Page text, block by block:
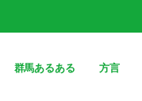
群馬あるある 方言